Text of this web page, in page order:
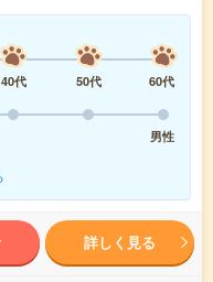
40代 50代
60代
男性
詳しく見る